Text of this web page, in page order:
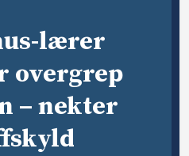
lærer
overgrep
– nekter